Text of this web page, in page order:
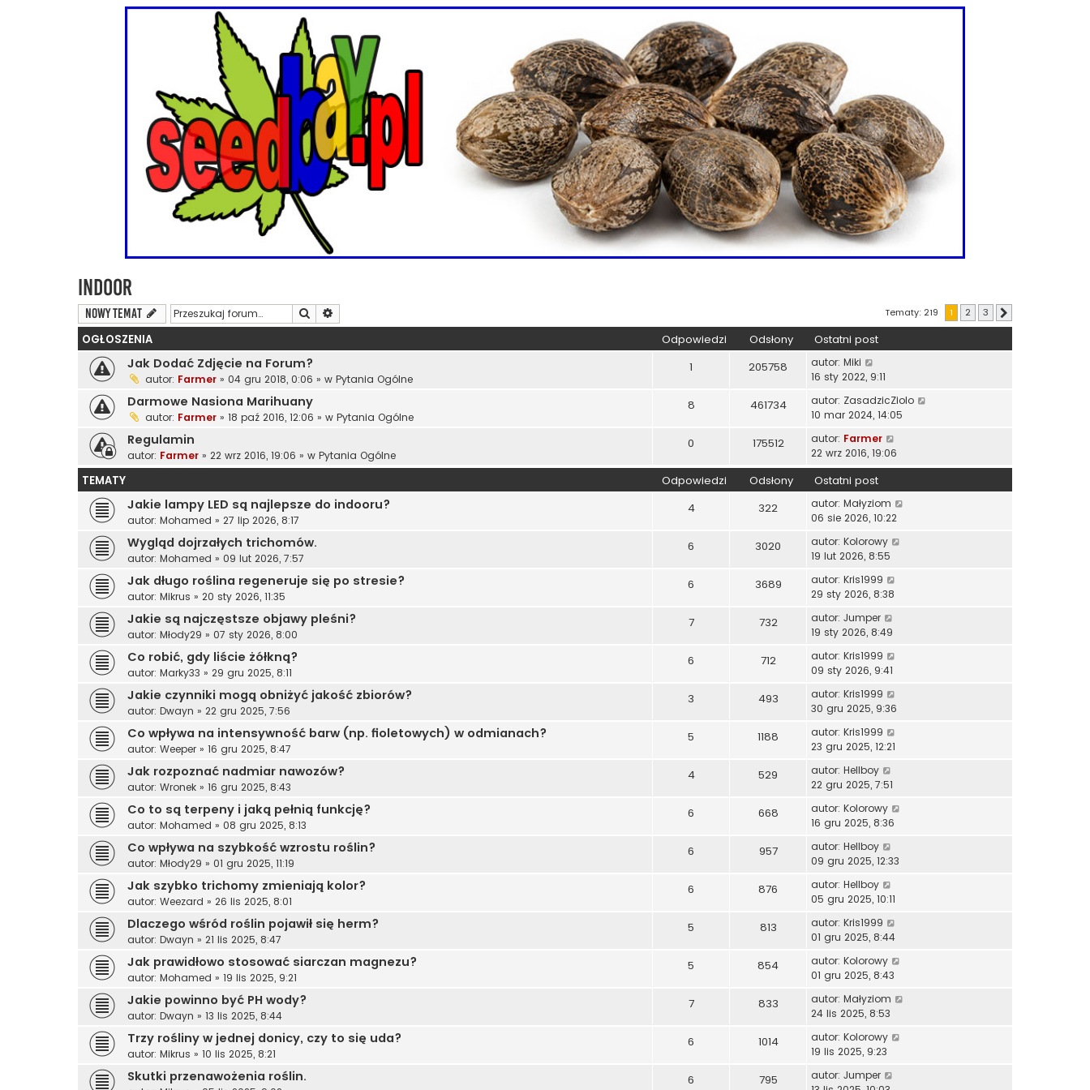
Indoor
NOWY TEMAT Szukaj Tematy: 219 1 2 3
OGŁOSZENIA Odpowiedzi Odsłony Ostatni post
Jak Dodać Zdjęcie na Forum?
autor: Farmer » 04 gru 2018, 0:06 » w Pytania Ogólne
1 205758 autor: Miki
16 sty 2022, 9:11
Darmowe Nasiona Marihuany
autor: Farmer » 18 paź 2016, 12:06 » w Pytania Ogólne
8 461734 autor: ZasadzicZiolo
10 mar 2024, 14:05
Regulamin
autor: Farmer » 22 wrz 2016, 19:06 » w Pytania Ogólne
0 175512 autor: Farmer
22 wrz 2016, 19:06
TEMATY Odpowiedzi Odsłony Ostatni post
Jakie lampy LED są najlepsze do indooru?
autor: Mohamed » 27 lip 2026, 8:17
4 322 autor: Małyziom
06 sie 2026, 10:22
Wygląd dojrzałych trichomów.
autor: Mohamed » 09 lut 2026, 7:57
6 3020 autor: Kolorowy
19 lut 2026, 8:55
Jak długo roślina regeneruje się po stresie?
autor: Mikrus » 20 sty 2026, 11:35
6 3689 autor: Kris1999
29 sty 2026, 8:38
Jakie są najczęstsze objawy pleśni?
autor: Młody29 » 07 sty 2026, 8:00
7 732 autor: Jumper
19 sty 2026, 8:49
Co robić, gdy liście żółkną?
autor: Marky33 » 29 gru 2025, 8:11
6 712 autor: Kris1999
09 sty 2026, 9:41
Jakie czynniki mogą obniżyć jakość zbiorów?
autor: Dwayn » 22 gru 2025, 7:56
3 493 autor: Kris1999
30 gru 2025, 9:36
Co wpływa na intensywność barw (np. fioletowych) w odmianach?
autor: Weeper » 16 gru 2025, 8:47
5 1188 autor: Kris1999
23 gru 2025, 12:21
Jak rozpoznać nadmiar nawozów?
autor: Wronek » 16 gru 2025, 8:43
4 529 autor: Hellboy
22 gru 2025, 7:51
Co to są terpeny i jaką pełnią funkcję?
autor: Mohamed » 08 gru 2025, 8:13
6 668 autor: Kolorowy
16 gru 2025, 8:36
Co wpływa na szybkość wzrostu roślin?
autor: Młody29 » 01 gru 2025, 11:19
6 957 autor: Hellboy
09 gru 2025, 12:33
Jak szybko trichomy zmieniają kolor?
autor: Weezard » 26 lis 2025, 8:01
6 876 autor: Hellboy
05 gru 2025, 10:11
Dlaczego wśród roślin pojawił się herm?
autor: Dwayn » 21 lis 2025, 8:47
5 813 autor: Kris1999
01 gru 2025, 8:44
Jak prawidłowo stosować siarczan magnezu?
autor: Mohamed » 19 lis 2025, 9:21
5 854 autor: Kolorowy
01 gru 2025, 8:43
Jakie powinno być PH wody?
autor: Dwayn » 13 lis 2025, 8:44
7 833 autor: Małyziom
24 lis 2025, 8:53
Trzy rośliny w jednej donicy, czy to się uda?
autor: Mikrus » 10 lis 2025, 8:21
6 1014 autor: Kolorowy
19 lis 2025, 9:23
Skutki przenawożenia roślin. 6 795 autor: Jumper